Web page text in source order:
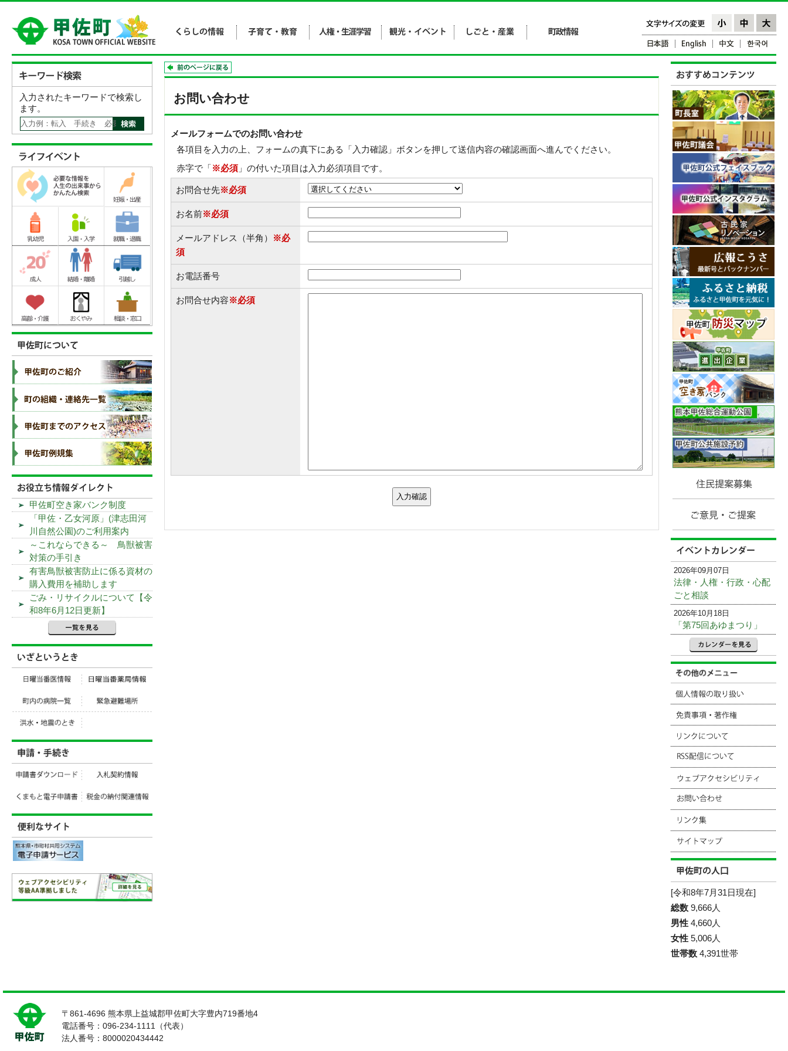
お問い合わせ
メールフォームでのお問い合わせ
各項目を入力の上、フォームの真下にある「入力確認」ボタンを押して送信内容の確認画面へ進んでください。
赤字で「※必須 」の付いた項目は入力必須項目です。
お問合せ先※必須
お名前※必須
メールアドレス（半角）
※必
須
お電話番号
お問合せ内容※必須
2026年09月07日
法律・人権・行政・心配
ごと相談
2026年10月18日
「第75回あゆまつり」
[令和8年7月31日現在]
総数 9,666人
男性 4,660人
女性 5,006人
世帯数 4,391世帯
入力されたキーワードで検索し
ます。
甲佐町空き家バンク制度
「甲佐・乙女河原」(津志田河
川自然公園)のご利用案内
～これならできる～ 鳥獣被害
対策の手引き
有害鳥獣被害防止に係る資材の
購入費用を補助します
ごみ・リサイクルについて【令
和8年6月12日更新】
〒861-4696 熊本県上益城郡甲佐町大字豊内719番地4
電話番号：096-234-1111（代表）
法人番号：8000020434442